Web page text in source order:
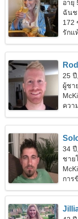
อายุ
ฉันช
172
รักแ
Rod
25
ผู้ชา
ควา
34
ชาย
การ